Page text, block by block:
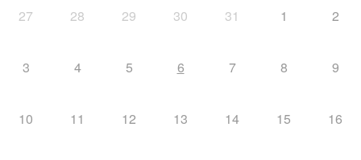
27
28 29 30 31 1 2
3 4 5 6 7 8 9
10 11 12 13 14 15 16